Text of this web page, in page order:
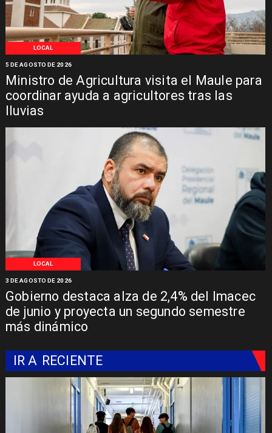
LOCAL
Ministro de Agricultura visita el Maule para
coordinar ayuda a agricultores tras las
lluvias
5 DE AGOSTO DE 2026
LOCAL
Gobierno destaca alza de 2,4% del Imacec
de junio y proyecta un segundo semestre
más dinámico
3 DE AGOSTO DE 2026
IR A RECIENTE